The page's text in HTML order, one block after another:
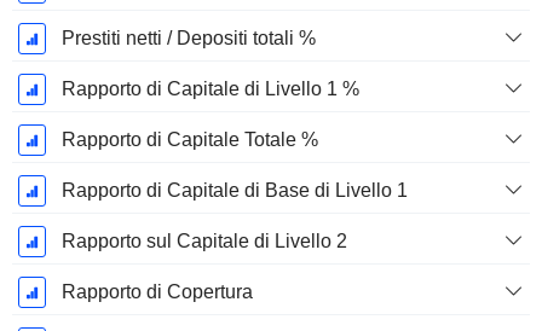
Prestiti netti / Depositi totali %
Rapporto di Capitale di Livello 1 %
Rapporto di Capitale Totale %
Rapporto di Capitale di Base di Livello 1
Rapporto sul Capitale di Livello 2
Rapporto di Copertura